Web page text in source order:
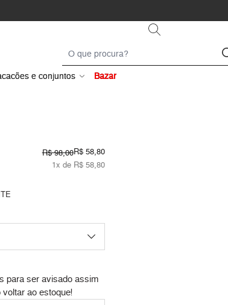
e conjuntos Bazar
R$ 98,00R$ 58,80
1x de R$ 58,80
para ser avisado assim
ao estoque!